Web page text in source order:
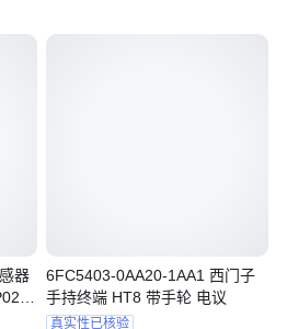
器
订
6FC5403-0AA20-1AA1 西门子
手持终端 HT8 带手轮 电议
真实性已核验